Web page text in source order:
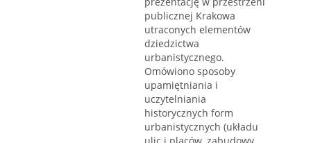
publicznej Krakowa
utraconych elementów
dziedzictwa
urbanistycznego.
Omówiono sposoby
upamiętniania i
uczytelniania
historycznych form
urbanistycznych (układu